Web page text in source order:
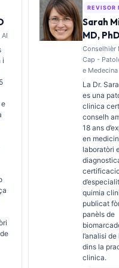
i
REVISOR
Sarah
MD, PhD
Conselhièr
Cap -
e
La Dr.
es una
clinica
conselh
18 ans
en
laboratòri
quimia
publicat
panèls de
l’analisi
dins la
clinica.